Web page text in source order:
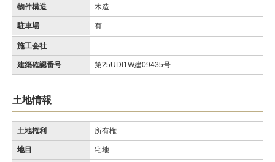
物件構造 木造
駐車場 有
施工会社
建築確認番号 第25UDI1W建09435号
土地情報
土地権利 所有権
地目 宅地